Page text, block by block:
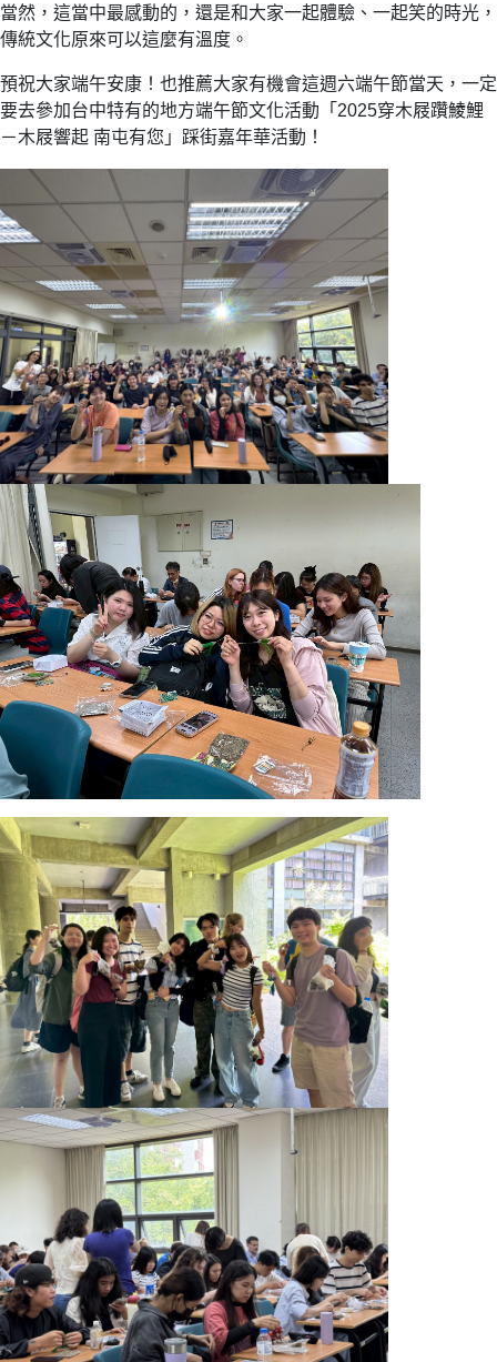
當然，這當中最感動的，還是和大家一起體驗、一起笑的時光，
傳統文化原來可以這麼有溫度。
預祝大家端午安康！也推薦大家有機會這週六端午節當天，一定
要去參加台中特有的地方端午節文化活動「2025穿木屐躦鯪鯉
－木屐響起 南屯有您」踩街嘉年華活動！